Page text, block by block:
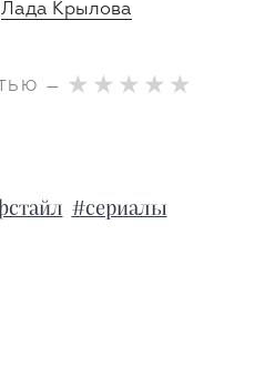
Лада Крылова
—
#сериалы